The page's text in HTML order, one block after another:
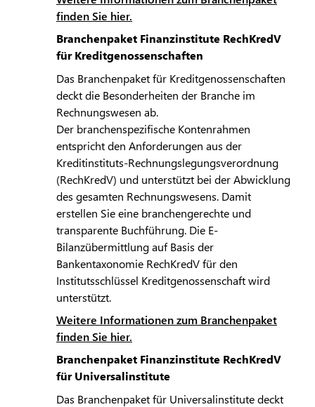
finden Sie hier.
Branchenpaket Finanzinstitute RechKredV
für Kreditgenossenschaften
Das Branchenpaket für Kreditgenossenschaften
deckt die Besonderheiten der Branche im
Rechnungswesen ab.
Der branchenspezifische Kontenrahmen
entspricht den Anforderungen aus der
Kreditinstituts-Rechnungslegungsverordnung
(RechKredV) und unterstützt bei der Abwicklung
des gesamten Rechnungswesens. Damit
erstellen Sie eine branchengerechte und
transparente Buchführung. Die E-
Bilanzübermittlung auf Basis der
Bankentaxonomie RechKredV für den
Institutsschlüssel Kreditgenossenschaft wird
unterstützt.
Weitere Informationen zum Branchenpaket
finden Sie hier.
Branchenpaket Finanzinstitute RechKredV
für Universalinstitute
Das Branchenpaket für Universalinstitute deckt